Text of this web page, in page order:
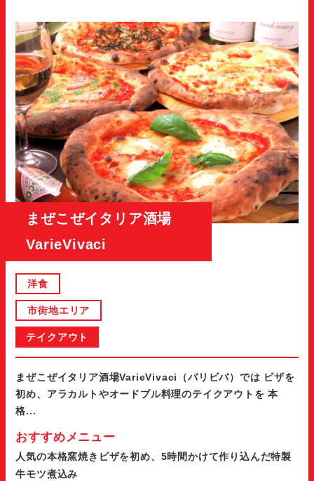
まぜこぜイタリア酒場
VarieVivaci
洋食
市街地エリア
テイクアウト
まぜこぜイタリア酒場VarieVivaci（バリビバ）では ピザを
初め、アラカルトやオードブル料理のテイクアウトを 本
格...
おすすめメニュー
人気の本格窯焼きピザを初め、5時間かけて作り込んだ特製
牛モツ煮込み